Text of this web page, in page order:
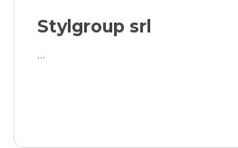
Stylgroup srl
...